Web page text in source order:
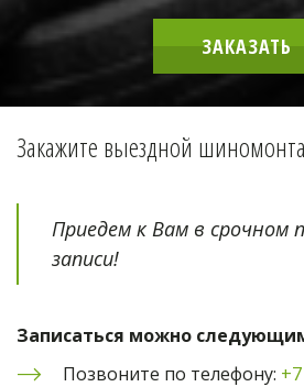
ЗАКАЗАТЬ
Закажите выездной
Приедем к Вам в срочном
записи!
Записаться можно
Позвоните по телефону: